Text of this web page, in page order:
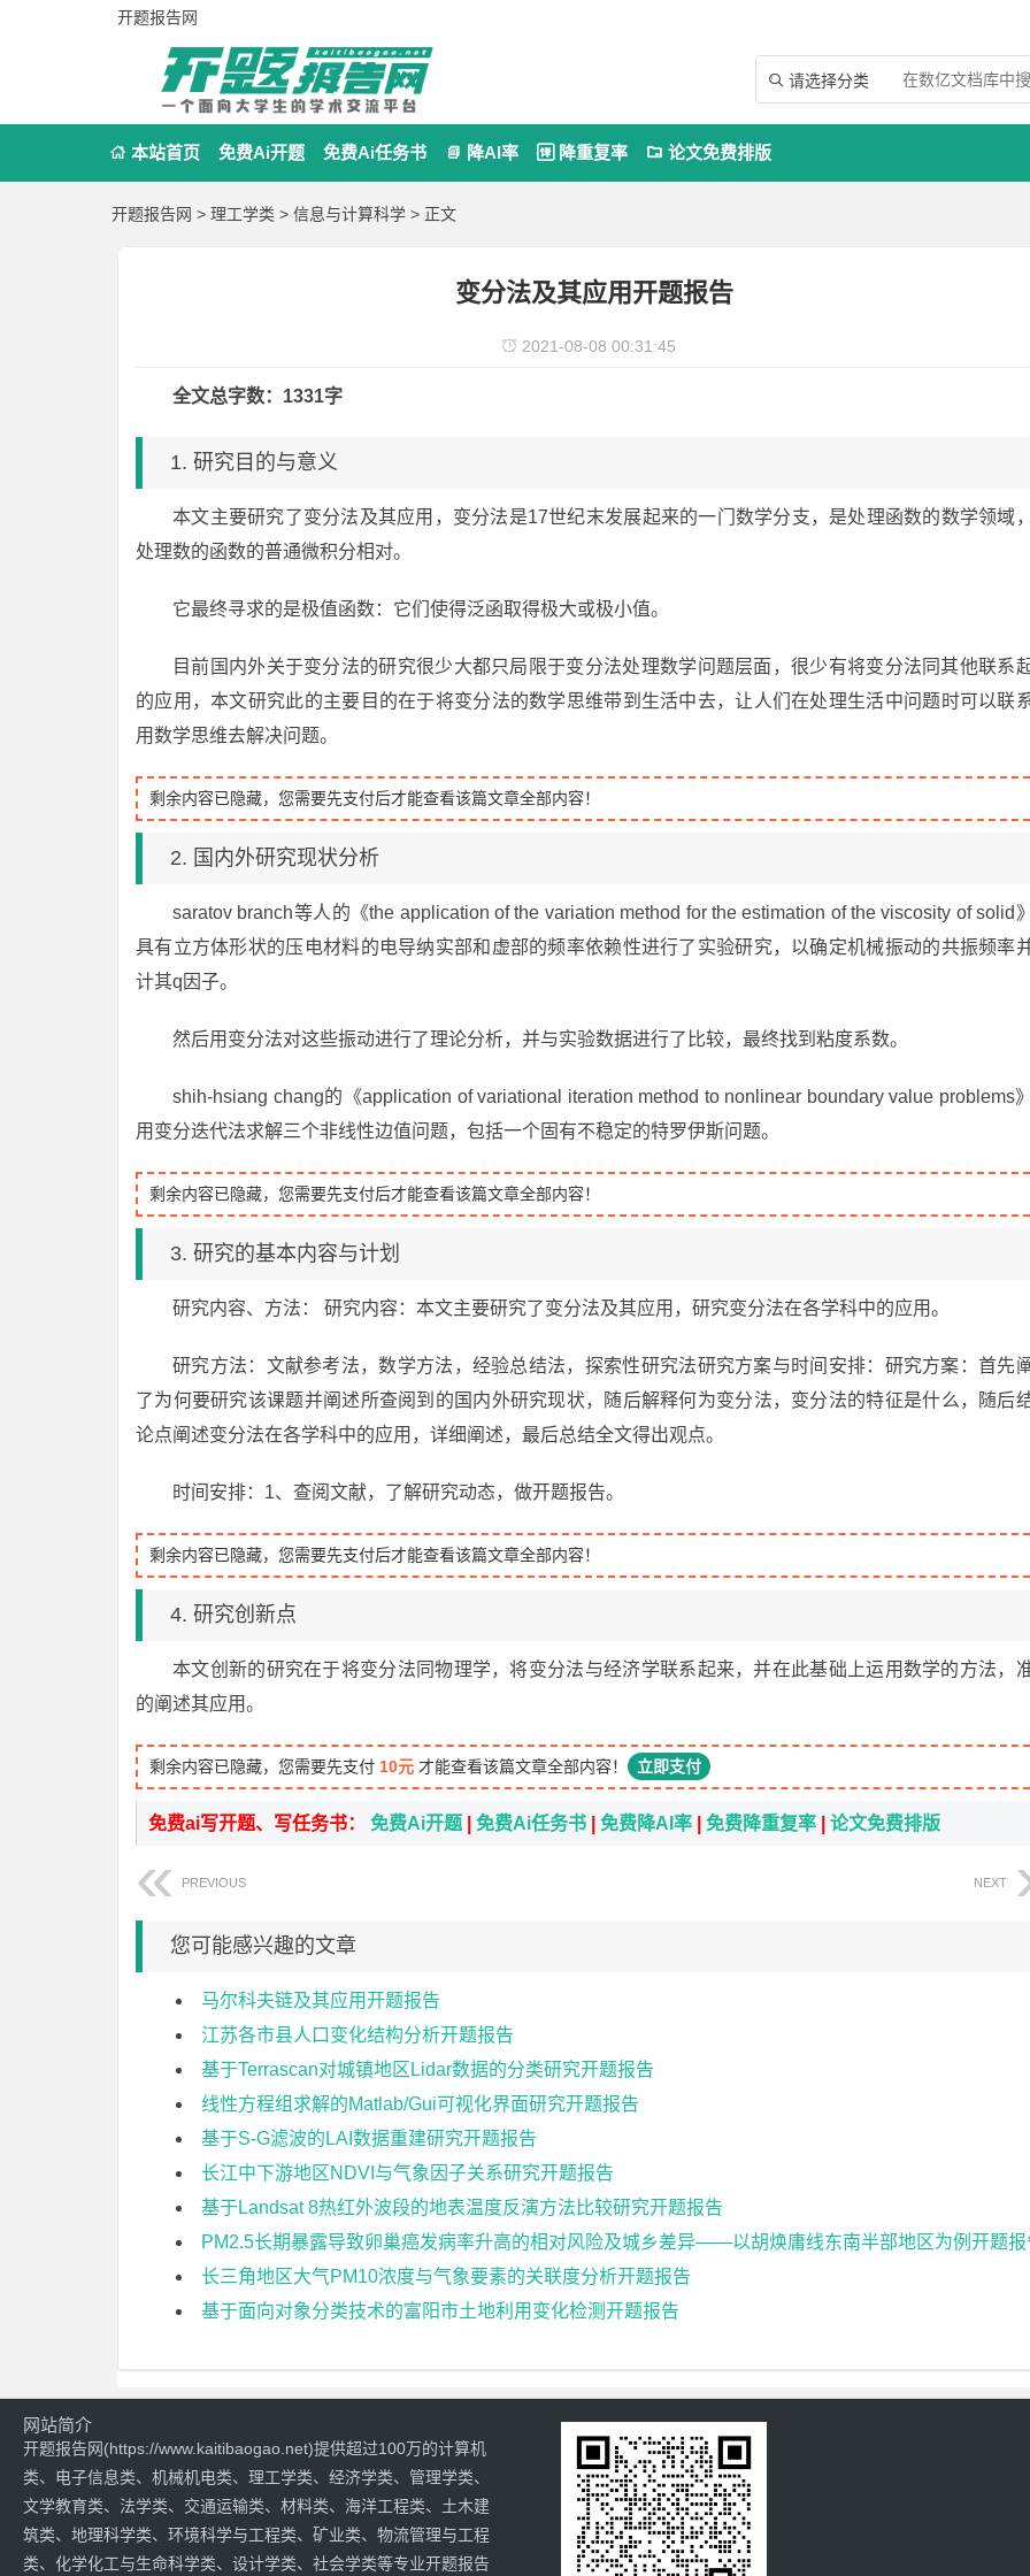
开题报告网
 请选择分类
 本站首页 免费Ai开题 免费Ai任务书  降AI率  降重复率  论文免费排版
开题报告网 > 理工学类 > 信息与计算科学 > 正文
变分法及其应用开题报告
 2021-08-08 00:31:45
全文总字数：1331字
1. 研究目的与意义
本文主要研究了变分法及其应用，变分法是17世纪末发展起来的一门数学分支，是处理函数的数学领域
处理数的函数的普通微积分相对。
它最终寻求的是极值函数：它们使得泛函取得极大或极小值。
目前国内外关于变分法的研究很少大都只局限于变分法处理数学问题层面，很少有将变分法同其他联系
的应用，本文研究此的主要目的在于将变分法的数学思维带到生活中去，让人们在处理生活中问题时可以联
用数学思维去解决问题。
剩余内容已隐藏，您需要先支付后才能查看该篇文章全部内容！
2. 国内外研究现状分析
saratov branch等人的《the application of the variation method for the estimation of the viscosity of solid
具有立方体形状的压电材料的电导纳实部和虚部的频率依赖性进行了实验研究，以确定机械振动的共振频率
计其q因子。
然后用变分法对这些振动进行了理论分析，并与实验数据进行了比较，最终找到粘度系数。
shih-hsiang chang的《application of variational iteration method to nonlinear boundary value problems
用变分迭代法求解三个非线性边值问题，包括一个固有不稳定的特罗伊斯问题。
剩余内容已隐藏，您需要先支付后才能查看该篇文章全部内容！
3. 研究的基本内容与计划
研究内容、方法： 研究内容：本文主要研究了变分法及其应用，研究变分法在各学科中的应用。
研究方法：文献参考法，数学方法，经验总结法，探索性研究法研究方案与时间安排：研究方案：首先
了为何要研究该课题并阐述所查阅到的国内外研究现状，随后解释何为变分法，变分法的特征是什么，随后
论点阐述变分法在各学科中的应用，详细阐述，最后总结全文得出观点。
时间安排：1、查阅文献，了解研究动态，做开题报告。
剩余内容已隐藏，您需要先支付后才能查看该篇文章全部内容！
4. 研究创新点
本文创新的研究在于将变分法同物理学，将变分法与经济学联系起来，并在此基础上运用数学的方法，
的阐述其应用。
剩余内容已隐藏，您需要先支付 10元 才能查看该篇文章全部内容！ 立即支付
免费ai写开题、写任务书： 免费Ai开题 免费Ai任务书 免费降AI率 免费降重复率 论文免费排版
PREVIOUS NEXT
您可能感兴趣的文章
马尔科夫链及其应用开题报告
江苏各市县人口变化结构分析开题报告
基于Terrascan对城镇地区Lidar数据的分类研究开题报告
线性方程组求解的Matlab/Gui可视化界面研究开题报告
基于S-G滤波的LAI数据重建研究开题报告
长江中下游地区NDVI与气象因子关系研究开题报告
基于Landsat 8热红外波段的地表温度反演方法比较研究开题报告
PM2.5长期暴露导致卵巢癌发病率升高的相对风险及城乡差异——以胡焕庸线东南半部地区为例开题报
长三角地区大气PM10浓度与气象要素的关联度分析开题报告
基于面向对象分类技术的富阳市土地利用变化检测开题报告
网站简介
开题报告网(https://www.kaitibaogao.net)提供超过100万的计算机
类、电子信息类、机械机电类、理工学类、经济学类、管理学类、
文学教育类、法学类、交通运输类、材料类、海洋工程类、土木建
筑类、地理科学类、环境科学与工程类、矿业类、物流管理与工程
类、化学化工与生命科学类、设计学类、社会学类等专业开题报告